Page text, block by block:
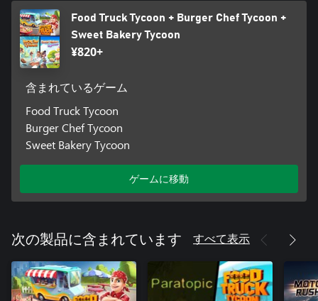
Food Truck Tycoon + Burger Chef Tycoon +
Sweet Bakery Tycoon
¥820+
含まれているゲーム
Food Truck Tycoon
Burger Chef Tycoon
Sweet Bakery Tycoon
ゲームに移動
次の製品に含まれています すべて表示